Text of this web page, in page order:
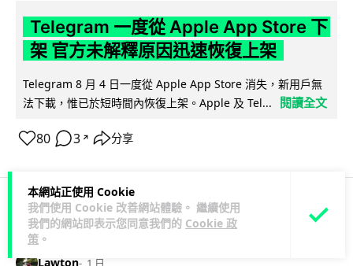
本網站正使用 Cookie
我們使用 Cookie 改善網站體驗。 繼續使用
我們的網站即表示您同意我們的 Cookie 政
策 。
Telegram 一度從 Apple App Store 下
架 官方未解釋原因迅速恢復上架
Telegram 8 月 4 日一度從 Apple App Store 消失，新用戶無
法下載，惟已於短時間內恢復上架。Apple 及 Tel...
閱讀全文
80 3 ↗ 分享
科技娛樂 生活娛樂 城中熱話
Lawton 1 日